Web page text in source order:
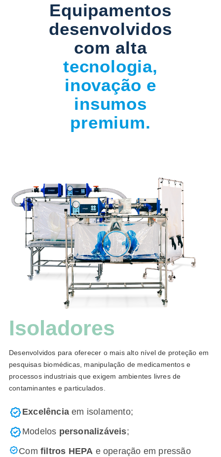
Equipamentos
desenvolvidos
com alta
tecnologia,
inovação e
insumos
premium.
Isoladores
Desenvolvidos para oferecer o mais alto nível de proteção em
pesquisas biomédicas, manipulação de medicamentos e
processos industriais que exigem ambientes livres de
contaminantes e particulados.
Excelência em isolamento;
Modelos personalizáveis;
Comfiltros HEPA e operação em pressão